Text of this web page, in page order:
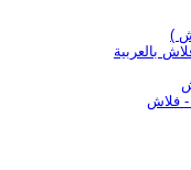
)
بالعربية
- فلاش